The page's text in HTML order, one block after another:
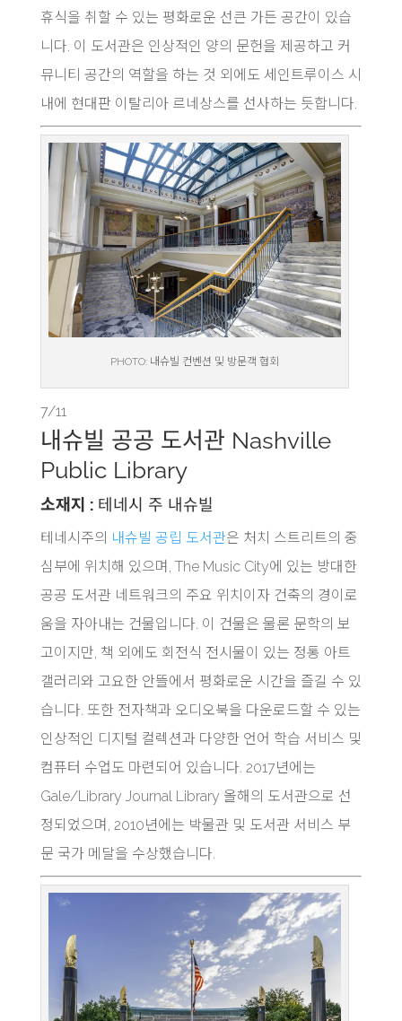
휴식을 취할 수 있는 평화로운 선큰 가든 공간이 있습
니다. 이 도서관은 인상적인 양의 문헌을 제공하고 커
뮤니티 공간의 역할을 하는 것 외에도 세인트루이스 시
내에 현대판 이탈리아 르네상스를 선사하는 듯합니다.
PHOTO: 내슈빌 컨벤션 및 방문객 협회
7/11
내슈빌 공공 도서관 Nashville
Public Library
소재지 : 테네시 주 내슈빌
테네시주의 내슈빌 공립 도서관은 처치 스트리트의 중
심부에 위치해 있으며, The Music City에 있는 방대한
공공 도서관 네트워크의 주요 위치이자 건축의 경이로
움을 자아내는 건물입니다. 이 건물은 물론 문학의 보
고이지만, 책 외에도 회전식 전시물이 있는 정통 아트
갤러리와 고요한 안뜰에서 평화로운 시간을 즐길 수 있
습니다. 또한 전자책과 오디오북을 다운로드할 수 있는
인상적인 디지털 컬렉션과 다양한 언어 학습 서비스 및
컴퓨터 수업도 마련되어 있습니다. 2017년에는
Gale/Library Journal Library 올해의 도서관으로 선
정되었으며, 2010년에는 박물관 및 도서관 서비스 부
문 국가 메달을 수상했습니다.